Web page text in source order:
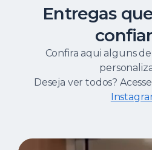
Entregas
Confira aqui alguns
Deseja ver todos?